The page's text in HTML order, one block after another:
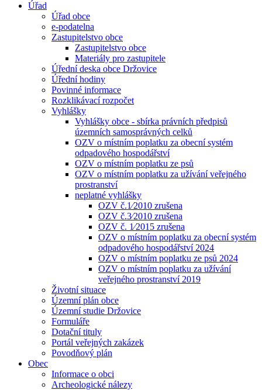
Úřad
Úřad obce
e-podatelna
Zastupitelstvo obce
Zastupitelstvo obce
Materiály pro zastupitele
Úřední deska obce Držovice
Úřední hodiny
Povinné informace
Rozklikávací rozpočet
Vyhlášky
Vyhlášky obce - sbírka právních předpisů
územních samosprávných celků
OZV o místním poplatku za obecní systém
odpadového hospodářství
OZV o místním poplatku ze psů
OZV o místním poplatku za užívání veřejného
prostranství
neplatné vyhlášky
OZV č.1⁄2010 zrušena
OZV č.3⁄2010 zrušena
OZV č. 1⁄2015 zrušena
OZV o místním poplatku za obecní systém
odpadového hospodářství 2024
OZV o místním poplatku ze psů 2024
OZV o místním poplatku za užívání
veřejného prostranství 2019
Životní situace
Územní plán obce
Územní studie Držovice
Formuláře
Dotační tituly
Portál veřejných zakázek
Povodňový plán
Obec
Informace o obci
Archeologické nálezy